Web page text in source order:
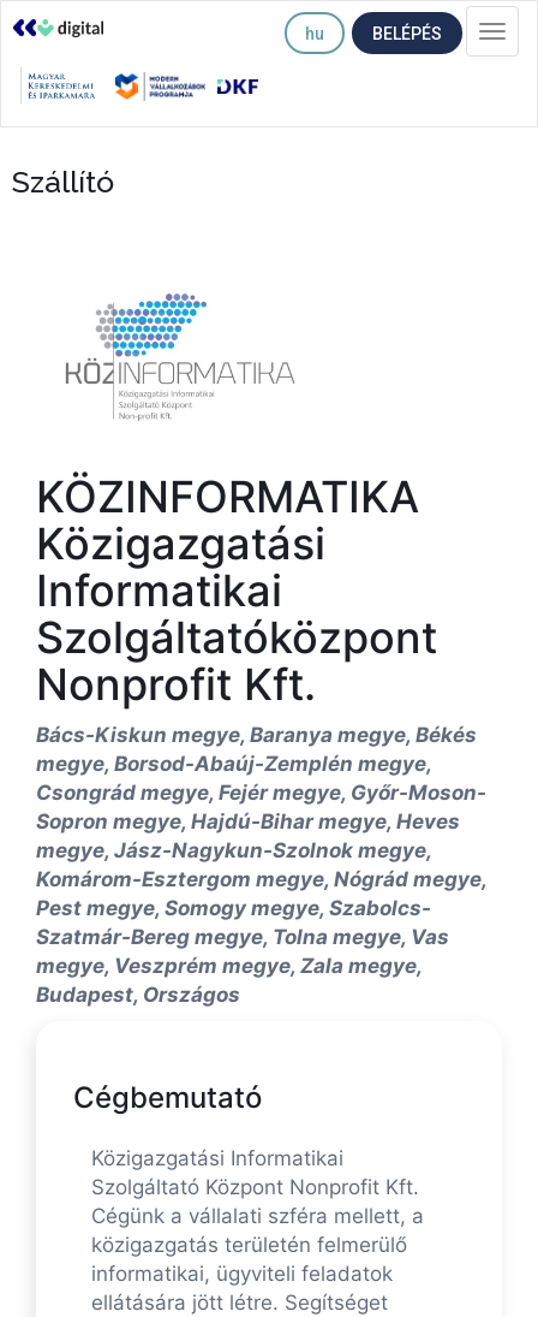
hu BELÉPÉS
Szállító
KÖZINFORMATIKA
Közigazgatási
Informatikai
Szolgáltatóközpont
Nonprofit Kft.
Bács-Kiskun megye, Baranya megye, Békés
megye, Borsod-Abaúj-Zemplén megye,
Csongrád megye, Fejér megye, Győr-Moson-
Sopron megye, Hajdú-Bihar megye, Heves
megye, Jász-Nagykun-Szolnok megye,
Komárom-Esztergom megye, Nógrád megye,
Pest megye, Somogy megye, Szabolcs-
Szatmár-Bereg megye, Tolna megye, Vas
megye, Veszprém megye, Zala megye,
Budapest, Országos
Cégbemutató
Közigazgatási Informatikai
Szolgáltató Központ Nonprofit Kft.
Cégünk a vállalati szféra mellett, a
közigazgatás területén felmerülő
informatikai, ügyviteli feladatok
ellátására jött létre. Segítséget